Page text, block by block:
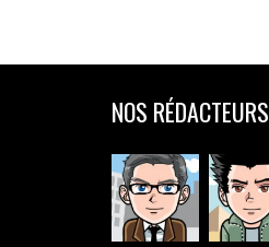
NOS RÉDACTEURS